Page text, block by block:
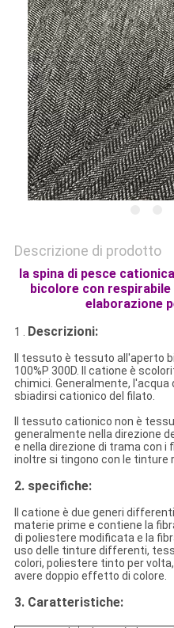
PRIVACY
POLICY
Descrizione di prodotto
la spina di pesce
bicolore con
elaborazione
1 . Descrizioni:
Il tessuto è tessuto all'aperto
100%P 300D. Il catione è
chimici. Generalmente, l'acqua
sbiadirsi cationico del filato.
Il tessuto cationico non è
generalmente nella direzione
e nella direzione di trama con i
inoltre si tingono con le tinture
2. specifiche:
Il catione è due generi
materie prime e contiene la
di poliestere modificata e la
uso delle tinture differenti,
colori, poliestere tinto per
avere doppio effetto di colore.
3. Caratteristiche: